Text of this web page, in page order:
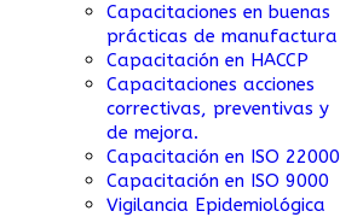
Capacitaciones en buenas
prácticas de manufactura
Capacitación en HACCP
Capacitaciones acciones
correctivas, preventivas y
de mejora.
Capacitación en ISO 22000
Capacitación en ISO 9000
Vigilancia Epidemiológica